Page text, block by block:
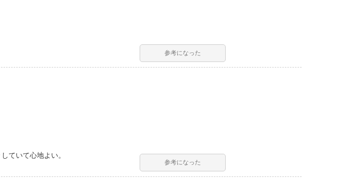
参考になった
ていて心地よい。
参考になった